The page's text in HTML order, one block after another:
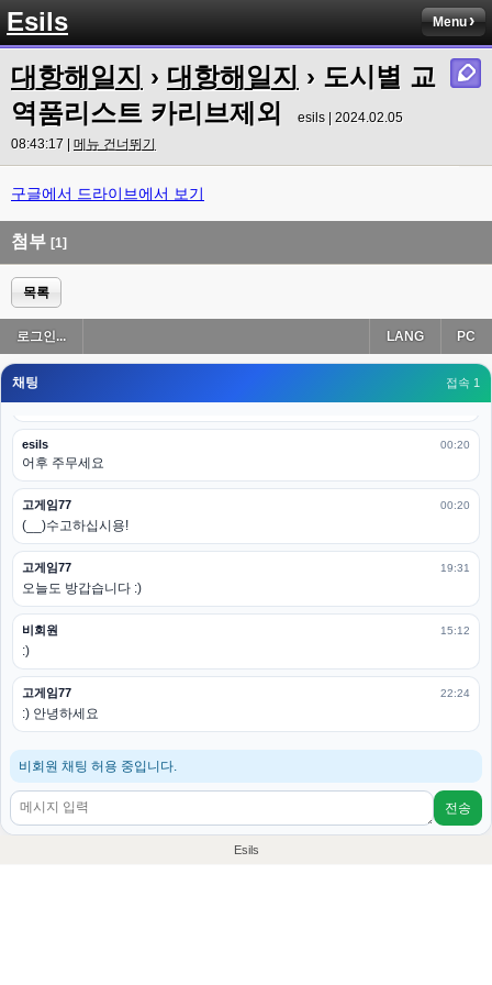
Esils Menu
대항해일지 › 대항해일지 › 도시별 교
역품리스트 카리브제외
esils | 2024.02.05
08:43:17 | 메뉴 건너뛰기
구글에서 드라이브에서 보기
첨부 [1]
목록
로그인... PC
LANG
채팅 접속 1
고게임77 00:18
esils 00:19
이게 db 접속자수로 잡는형태로 해서 그런가 ;;
고게임77
밑에 일반웹게임이 더있었네요
esils
아 이제 2로 돌아왔군요
esils 00:19
다 펼쳐두면 너무길어서 ..
esils 00:19
모바일로 보는데도 좀 불편하더라구요
고게임77 00:19
아 ㅋㅋ 내일도 심심하면 들리겠습니다. 벌써 12시가 넘었었네요
esils 00:20
어후 주무세요
고게임77 00:20
(__)수고하십시용!
고게임77 19:31
오늘도 방갑습니다 :)
비회원 15:12
:)
고게임77 22:24
:) 안녕하세요
비회원 채팅 허용 중입니다.
전송
Esils